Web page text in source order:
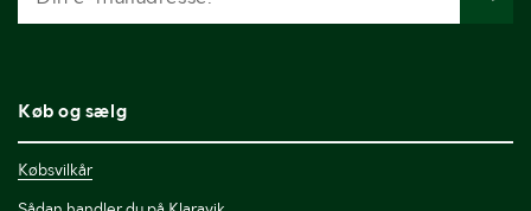
Køb og sælg
Købsvilkår